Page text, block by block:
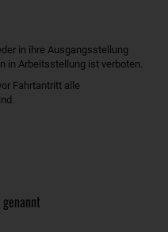
in ihre Ausgangsstellung
in Arbeitsstellung ist verboten.
Fahrtantritt alle